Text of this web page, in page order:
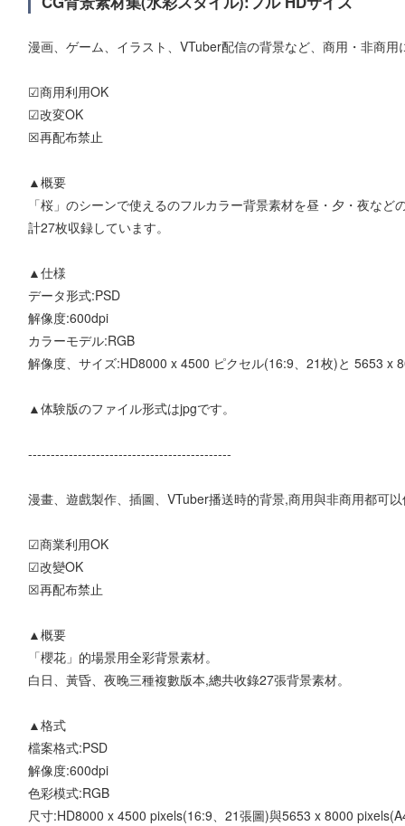
漫画、ゲーム、イラスト、VTuber配信の背景など、商用・非商
☑商用利用OK
☑改変OK
☒再配布禁止
▲概要
「桜」のシーンで使えるのフルカラー背景素材を昼・夕・夜な
計27枚収録しています。
▲仕様
データ形式:PSD
解像度:600dpi
カラーモデル:RGB
解像度、サイズ:HD8000 x 4500 ピクセル(16:9、21枚)と 5653 x
▲体験版のファイル形式はjpgです。
---------------------------------------------
漫畫、遊戲製作、插圖、VTuber播送時的背景,商用與非商用都可
☑商業利用OK
☑改變OK
☒再配布禁止
▲概要
「櫻花」的場景用全彩背景素材。
白日、黃昏、夜晚三種複數版本,總共收錄27張背景素材。
▲格式
檔案格式:PSD
解像度:600dpi
色彩模式:RGB
尺寸:HD8000 x 4500 pixels(16:9、21張圖)與5653 x 8000